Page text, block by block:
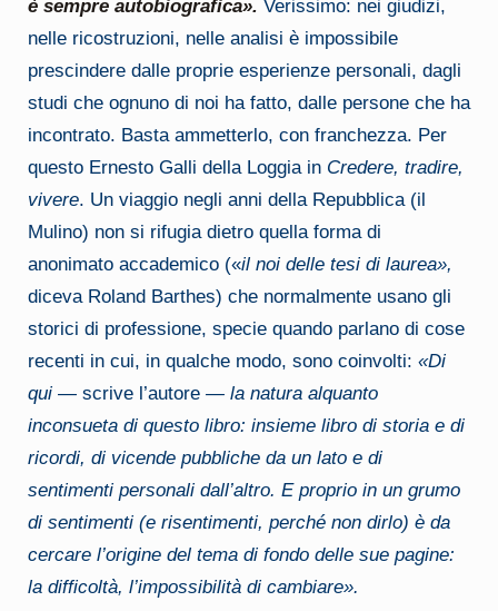
è sempre autobiografica». Verissimo: nei giudizi,
nelle ricostruzioni, nelle analisi è impossibile
prescindere dalle proprie esperienze personali, dagli
studi che ognuno di noi ha fatto, dalle persone che ha
incontrato. Basta ammetterlo, con franchezza. Per
questo Ernesto Galli della Loggia in Credere, tradire,
vivere. Un viaggio negli anni della Repubblica (il
Mulino) non si rifugia dietro quella forma di
anonimato accademico («il noi delle tesi di laurea»,
diceva Roland Barthes) che normalmente usano gli
storici di professione, specie quando parlano di cose
recenti in cui, in qualche modo, sono coinvolti: «Di
qui — scrive l’autore— la natura alquanto
inconsueta di questo libro: insieme libro di storia e di
ricordi, di vicende pubbliche da un lato e di
sentimenti personali dall’altro. E proprio in un grumo
di sentimenti (e risentimenti, perché non dirlo) è da
cercare l’origine del tema di fondo delle sue pagine:
la difficoltà, l’impossibilità di cambiare».